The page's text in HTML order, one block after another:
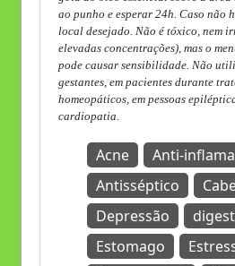
ao punho e esperar 24h. Caso não
local desejado. Não é tóxico, nem
elevadas concentrações), mas o
pode causar sensibilidade. Não
gestantes, em pacientes durante
homeopáticos, em pessoas
cardiopatia.
Acne
Anti-
Antisséptico
Depressão
Estomago